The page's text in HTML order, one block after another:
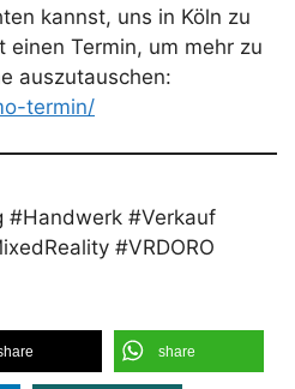
kannst, uns in Köln zu
Termin, um mehr zu
auszutauschen:
termin/
#Handwerk #Verkauf
#VRDORO
share